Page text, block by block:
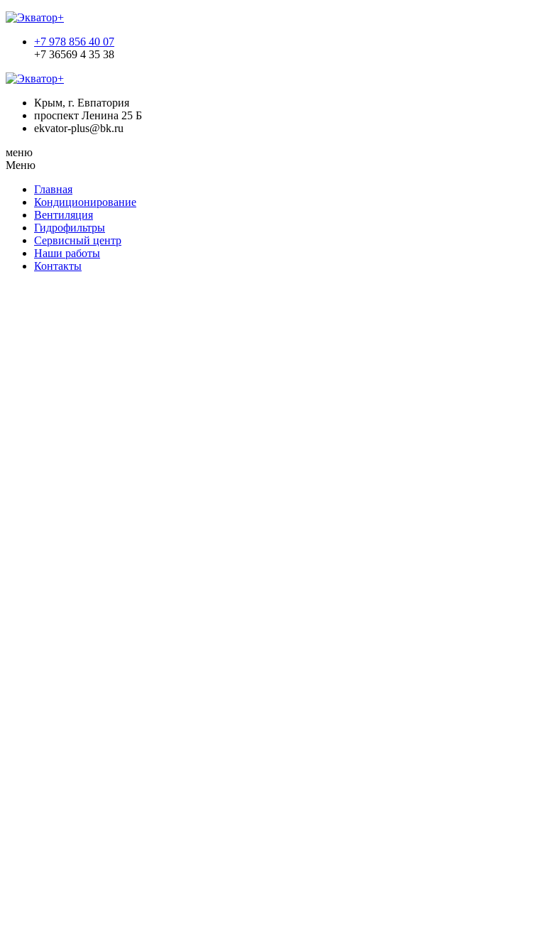
+7 978 856 40 07
+7 36569 4 35 38
Крым, г. Евпатория
проспект Ленина 25 Б
ekvator-plus@bk.ru
меню
Меню
Главная
Кондиционирование
Вентиляция
Гидрофильтры
Сервисный центр
Наши работы
Контакты